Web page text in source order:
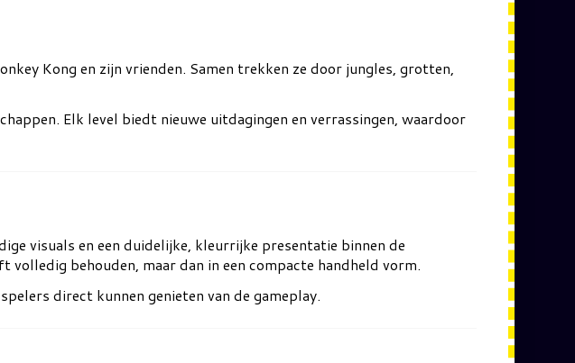
Kong en zijn vrienden. Samen trekken ze door jungles, grotten,
Elk level biedt nieuwe uitdagingen en verrassingen, waardoor
visuals en een duidelijke, kleurrijke presentatie binnen de
behouden, maar dan in een compacte handheld vorm.
direct kunnen genieten van de gameplay.